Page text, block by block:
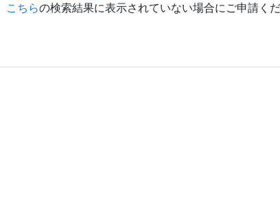
こちらの検索結果に表示されていない場合にご申請く